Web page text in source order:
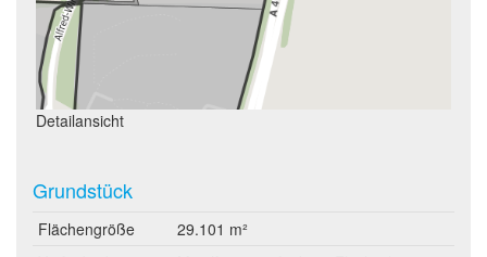
Detailansicht
Grundstück
Flächengröße
29.101 m²